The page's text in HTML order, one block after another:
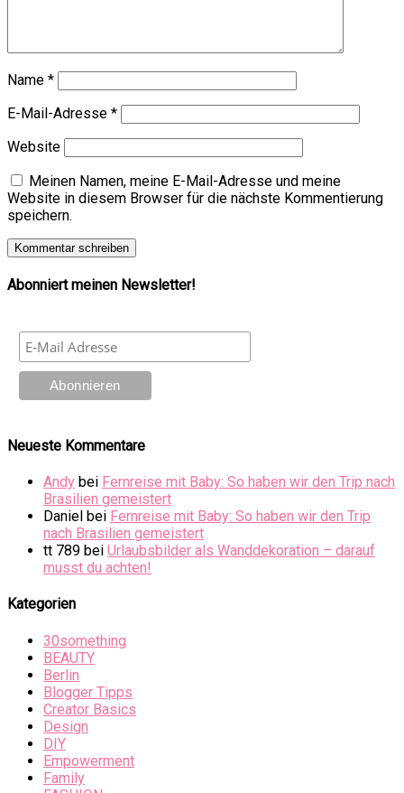
Name *
E-Mail-Adresse *
Website
Meinen Namen, meine E-Mail-Adresse und meine
Website in diesem Browser für die nächste Kommentierung
speichern.
Abonniert meinen Newsletter!
Neueste Kommentare
Andy bei Fernreise mit Baby: So haben wir den Trip nach
Brasilien gemeistert
Daniel bei Fernreise mit Baby: So haben wir den Trip
nach Brasilien gemeistert
tt 789 bei Urlaubsbilder als Wanddekoration – darauf
musst du achten!
Kategorien
30something
BEAUTY
Berlin
Blogger Tipps
Creator Basics
Design
DIY
Empowerment
Family